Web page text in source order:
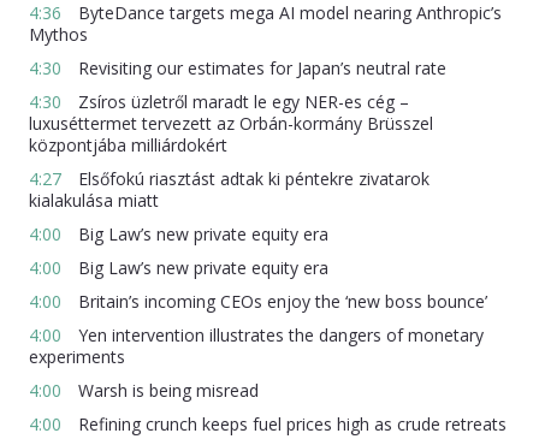
4:36
ByteDance targets mega AI model nearing Anthropic’s
Mythos
4:30
Revisiting our estimates for Japan’s neutral rate
4:30
Zsíros üzletről maradt le egy NER-es cég –
luxuséttermet tervezett az Orbán-kormány Brüsszel
központjába milliárdokért
4:27
Elsőfokú riasztást adtak ki péntekre zivatarok
kialakulása miatt
4:00
Big Law’s new private equity era
4:00
Big Law’s new private equity era
4:00
Britain’s incoming CEOs enjoy the ‘new boss bounce’
4:00
Yen intervention illustrates the dangers of monetary
experiments
4:00
Warsh is being misread
4:00
Refining crunch keeps fuel prices high as crude retreats